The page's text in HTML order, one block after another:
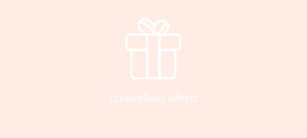
Echantillons offerts